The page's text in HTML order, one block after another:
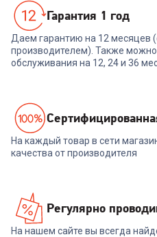
Гарантия 1 год
Даем гарантию на 12 месяцев
производителем). Также можно
обслуживания на 12, 24 и 36
На каждый товар в сети
качества от производителя
Регулярно
На нашем сайте вы всегда